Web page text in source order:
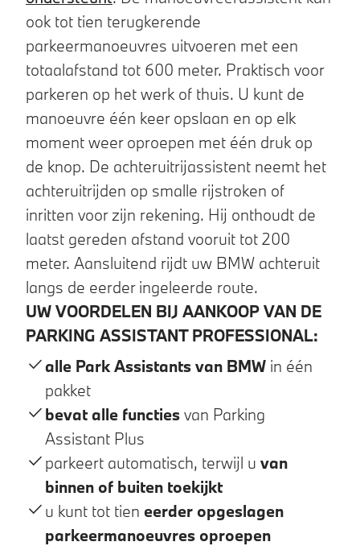
ook tot tien terugkerende
parkeermanoeuvres uitvoeren met een
totaalafstand tot 600 meter. Praktisch voor
parkeren op het werk of thuis. U kunt de
manoeuvre één keer opslaan en op elk
moment weer oproepen met één druk op
de knop. De achteruitrijassistent neemt het
achteruitrijden op smalle rijstroken of
inritten voor zijn rekening. Hij onthoudt de
laatst gereden afstand vooruit tot 200
meter. Aansluitend rijdt uw BMW achteruit
langs de eerder ingeleerde route.
UW VOORDELEN BIJ AANKOOP VAN DE
PARKING ASSISTANT PROFESSIONAL:
alle Park Assistants van BMW in één
pakket
bevat alle functies van Parking
Assistant Plus
parkeert automatisch, terwijl u van
binnen of buiten toekijkt
u kunt tot tien eerder opgeslagen
parkeermanoeuvres oproepen